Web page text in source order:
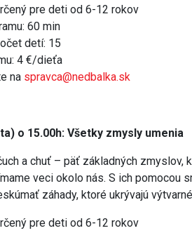
pre deti od 6-12 rokov
60 min
detí: 15
4 €/dieťa
na spravca@nedbalka.sk
o 15.00h: Všetky zmysly umenia
a chuť – päť základných
veci okolo nás. S ich pomocou
záhady, ktoré ukrývajú
pre deti od 6-12 rokov